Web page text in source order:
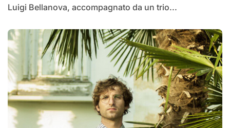
Luigi Bellanova, accompagnato da un trio...